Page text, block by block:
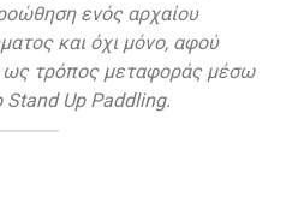
ενός αρχαίου
και όχι μόνο, αφού
ως τρόπος μεταφοράς μέσω
Stand Up Paddling.